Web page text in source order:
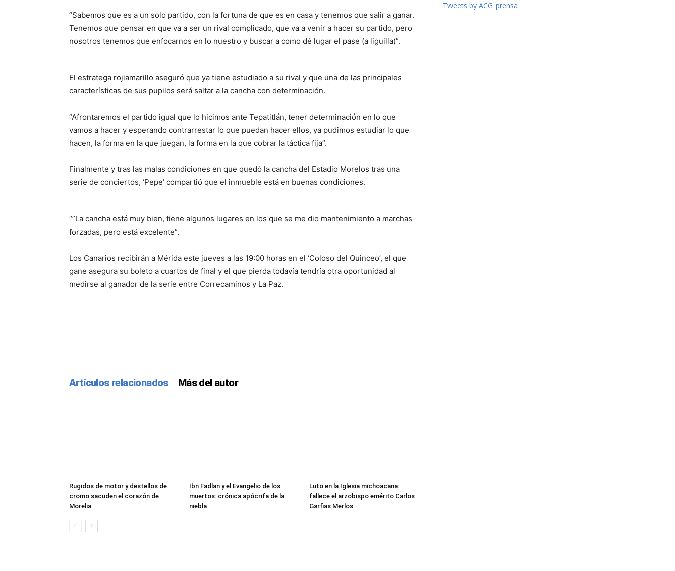
“Sabemos que es a un solo partido, con la fortuna de que es en casa y tenemos que salir a ganar.
Tenemos que pensar en que va a ser un rival complicado, que va a venir a hacer su partido, pero
nosotros tenemos que enfocarnos en lo nuestro y buscar a como dé lugar el pase (a liguilla)”.
El estratega rojiamarillo aseguró que ya tiene estudiado a su rival y que una de las principales
características de sus pupilos será saltar a la cancha con determinación.
“Afrontaremos el partido igual que lo hicimos ante Tepatitlán, tener determinación en lo que
vamos a hacer y esperando contrarrestar lo que puedan hacer ellos, ya pudimos estudiar lo que
hacen, la forma en la que juegan, la forma en la que cobrar la táctica fija”.
Finalmente y tras las malas condiciones en que quedó la cancha del Estadio Morelos tras una
serie de conciertos, ‘Pepe’ compartió que el inmueble está en buenas condiciones.
“”La cancha está muy bien, tiene algunos lugares en los que se me dio mantenimiento a marchas
forzadas, pero está excelente”.
Los Canarios recibirán a Mérida este jueves a las 19:00 horas en el ‘Coloso del Quinceo’, el que
gane asegura su boleto a cuartos de final y el que pierda todavía tendría otra oportunidad al
medirse al ganador de la serie entre Correcaminos y La Paz.
Artículos relacionados Más del autor
Rugidos de motor y destellos de
cromo sacuden el corazón de
Morelia
Ibn Fadlan y el Evangelio de los
muertos: crónica apócrifa de la
niebla
Luto en la Iglesia michoacana:
fallece el arzobispo emérito Carlos
Garfias Merlos
Tweets by ACG_prensa